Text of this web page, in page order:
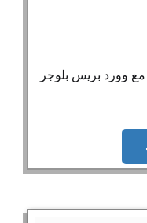
100٪ متوافق مع وورد بريس بلوجر